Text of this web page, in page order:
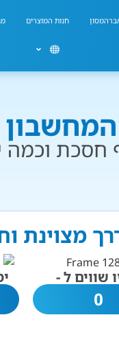
חנות המוצרים
וכמה
מצוינת
שווים ל -
0